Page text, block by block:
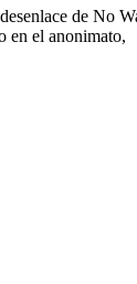
de No
en el anonimato,